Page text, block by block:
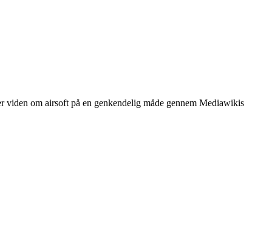
om airsoft på en genkendelig måde gennem Mediawikis